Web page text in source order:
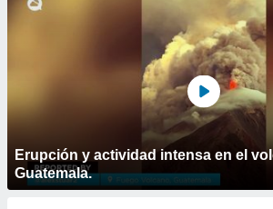
Erupción y actividad intensa en el
Guatemala.